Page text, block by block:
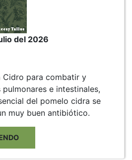
del 2026
Cidro para combatir y
e intestinales,
del pomelo cidra se
muy buen antibiótico.